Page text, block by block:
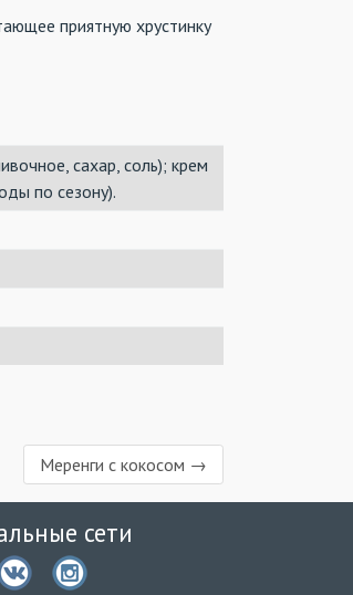
приятную хрустинку
сахар, соль); крем
по сезону).
Меренги с кокосом →
сети